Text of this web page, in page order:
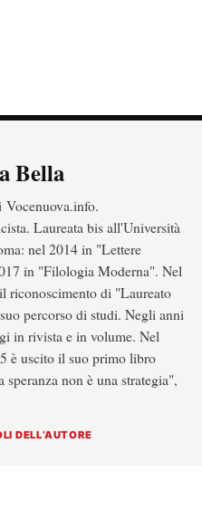
Bella
Vocenuova.info.
Laureata bis all'Università
nel 2014 in "Lettere
in "Filologia Moderna". Nel
riconoscimento di "Laureato
percorso di studi. Negli anni
in rivista e in volume. Nel
è uscito il suo primo libro
non è una strategia",
DELL’AUTORE